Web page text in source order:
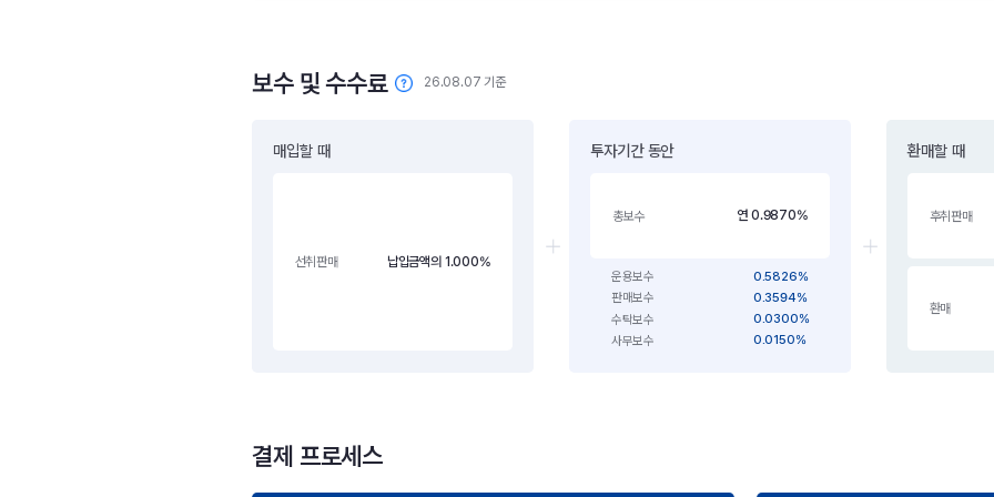
보수 및 수수료 26.08.07 기준
매입할 때
선취판매 납입금액의 1.000%
투자기간 동안
총보수 연 0.9870%
운용보수
0.5826%
판매보수
0.3594%
수탁보수
0.0300%
사무보수
0.0150%
환매할 때
후취판매
환매
결제 프로세스